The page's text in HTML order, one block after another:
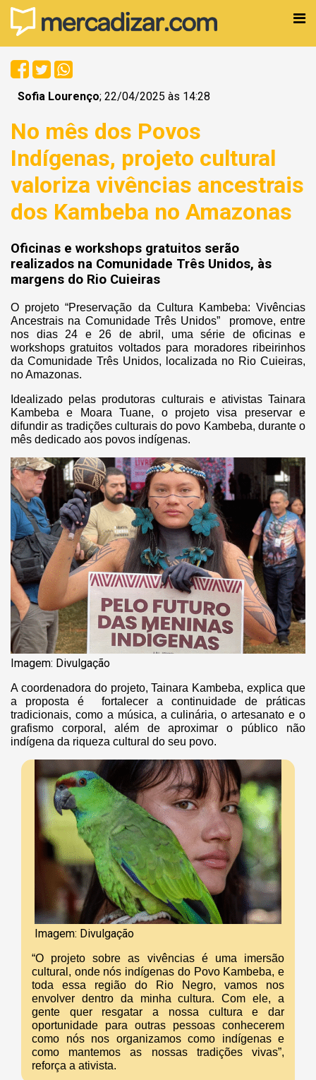
Sofia Lourenço; 22/04/2025 às 14:28
No mês dos Povos
Indígenas, projeto cultural
valoriza vivências ancestrais
dos Kambeba no Amazonas
Oficinas e workshops gratuitos serão
realizados na Comunidade Três Unidos, às
margens do Rio Cuieiras
O projeto “Preservação da Cultura Kambeba: Vivências
Ancestrais na Comunidade Três Unidos” promove, entre
nos dias 24 e 26 de abril, uma série de oficinas e
workshops gratuitos voltados para moradores ribeirinhos
da Comunidade Três Unidos, localizada no Rio Cuieiras,
no Amazonas.
Idealizado pelas produtoras culturais e ativistas Tainara
Kambeba e Moara Tuane, o projeto visa preservar e
difundir as tradições culturais do povo Kambeba, durante o
mês dedicado aos povos indígenas.
Imagem: Divulgação
A coordenadora do projeto, Tainara Kambeba, explica que
a proposta é fortalecer a continuidade de práticas
tradicionais, como a música, a culinária, o artesanato e o
grafismo corporal, além de aproximar o público não
indígena da riqueza cultural do seu povo.
Imagem: Divulgação
“O projeto sobre as vivências é uma imersão
cultural, onde nós indígenas do Povo Kambeba, e
toda essa região do Rio Negro, vamos nos
envolver dentro da minha cultura. Com ele, a
gente quer resgatar a nossa cultura e dar
oportunidade para outras pessoas conhecerem
como nós nos organizamos como indígenas e
como mantemos as nossas tradições vivas”,
reforça a ativista.